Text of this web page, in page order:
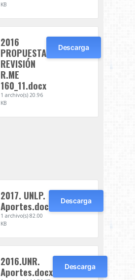
KB
2016
PROPUESTA
REVISIÓN
R.ME
160_11.docx
1 archivo(s) 20.96
KB
Descarga
2017. UNLP.
Aportes.doc
1 archivo(s) 82.00
KB
Descarga
2016.UNR.
Aportes.docx
Descarga